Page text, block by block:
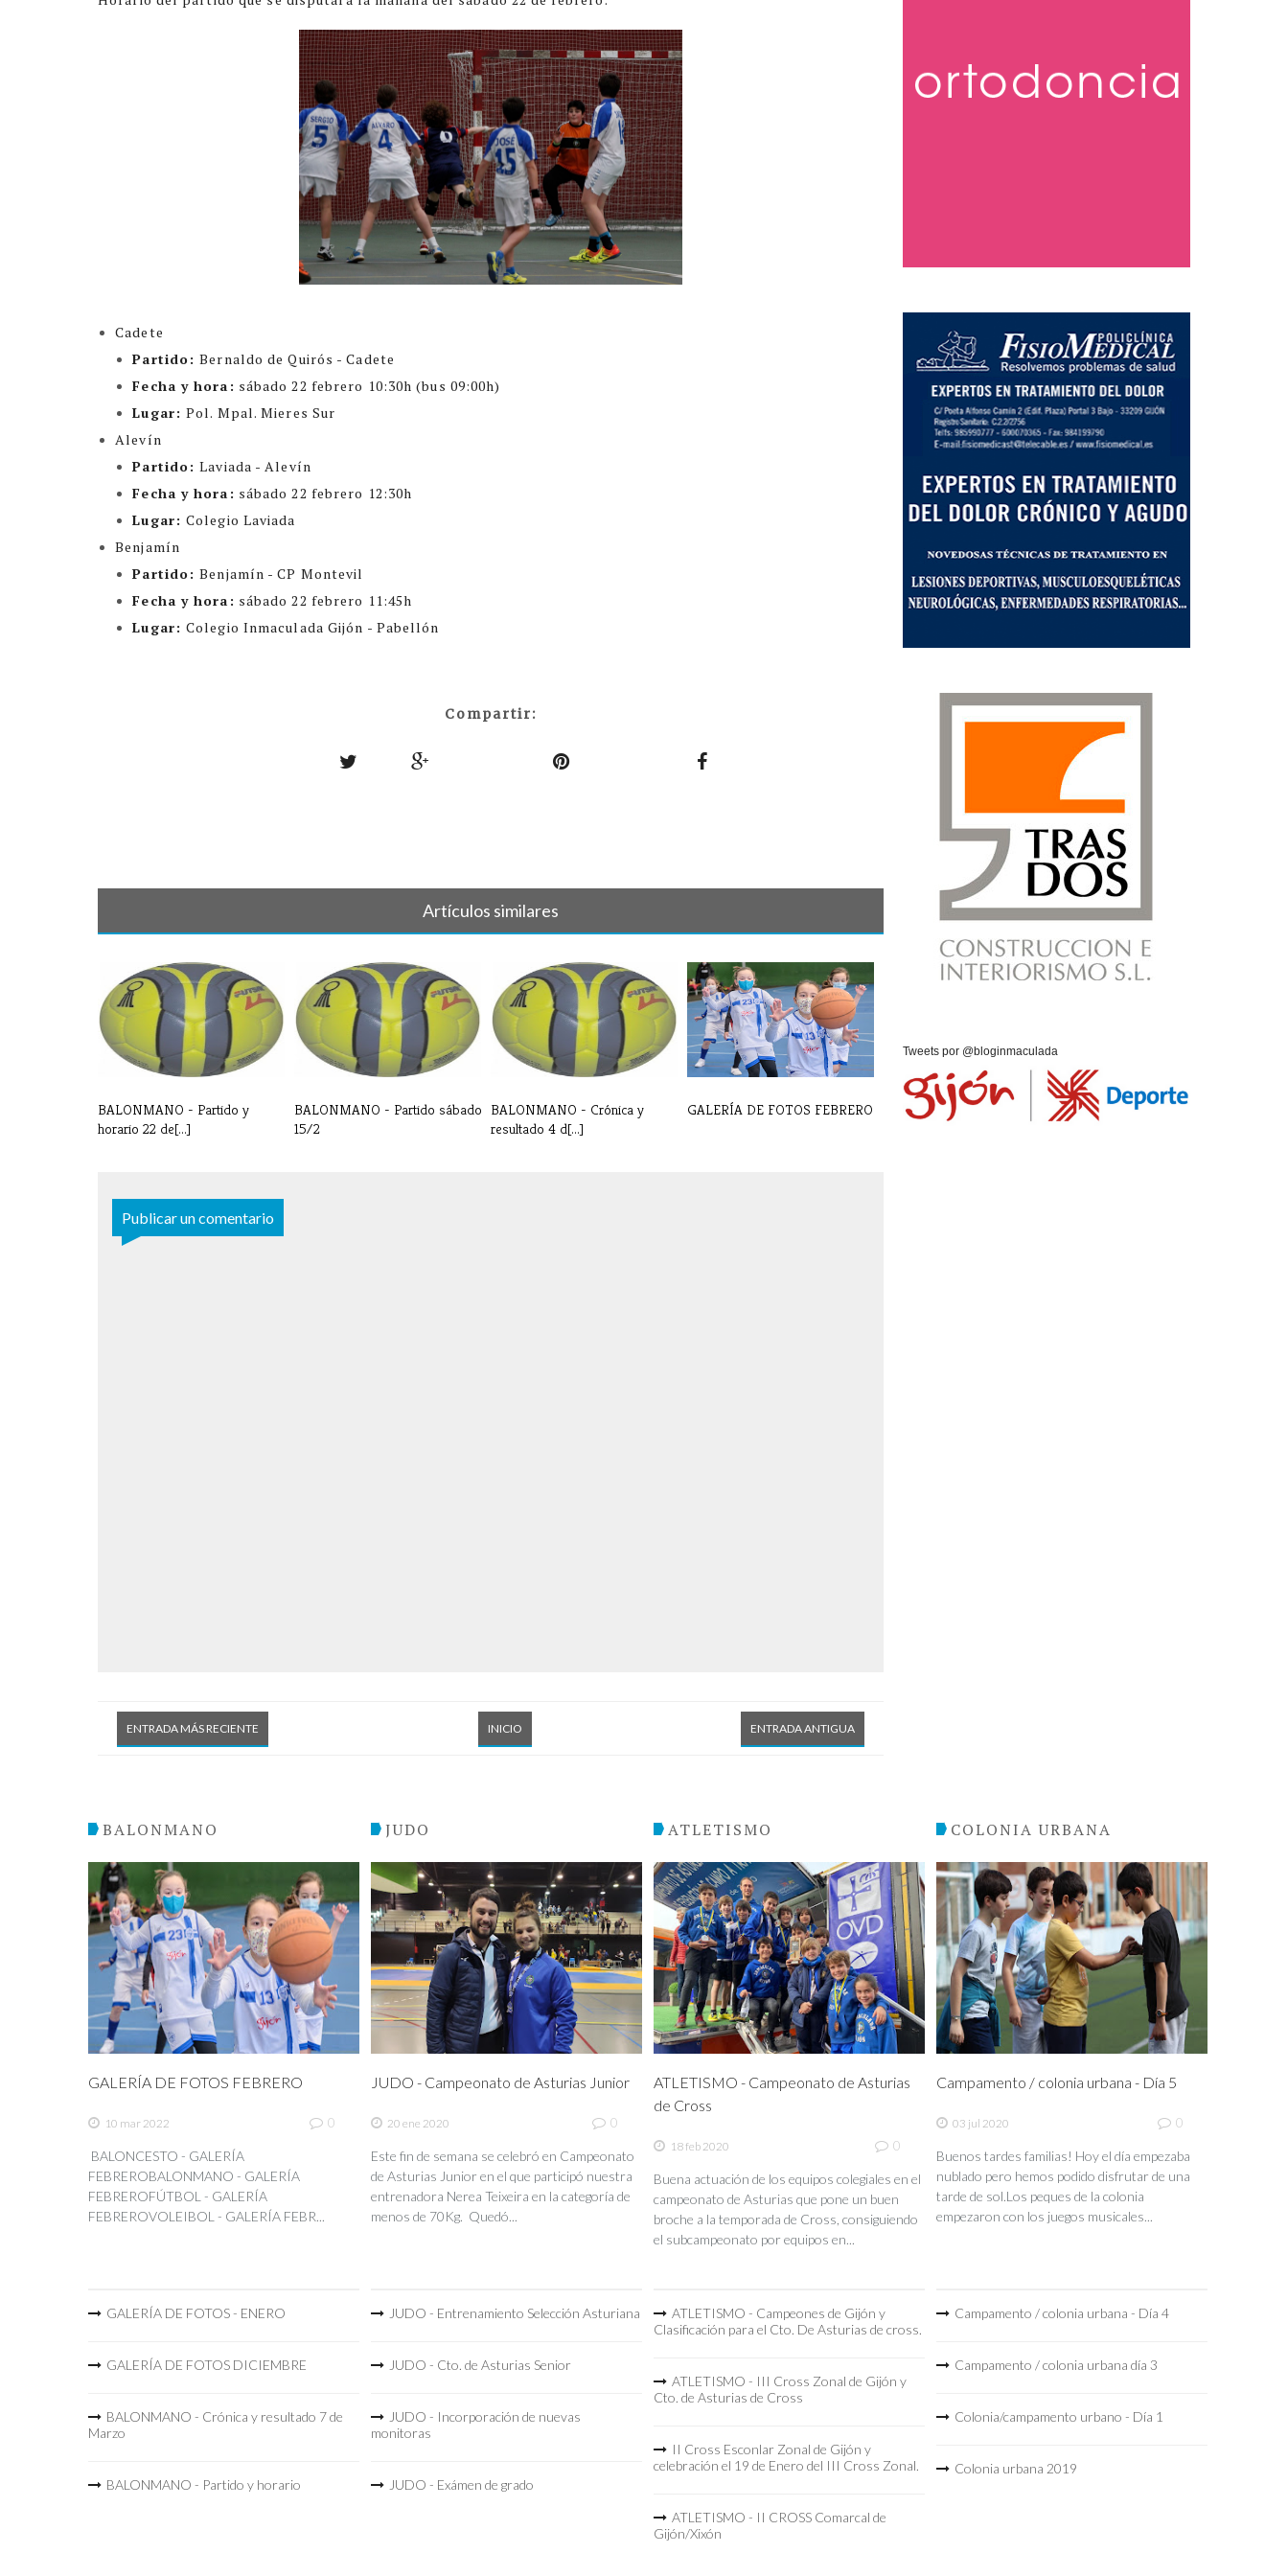
Cadete
Partido:Bernaldo de Quirós - Cadete
Fecha y hora: sábado 22 febrero 10:30h (bus 09:00h)
Lugar:Pol. Mpal. Mieres Sur
Alevín
Partido:Laviada - Alevín
Fecha y hora: sábado 22 febrero 12:30h
Lugar:Colegio Laviada
Benjamín
Partido:Benjamín - CP Montevil
Fecha y hora: sábado 22 febrero 11:45h
Lugar:Colegio Inmaculada Gijón - Pabellón
Compartir:
Artículos similares
BALONMANO - Partido y
horario 22 de[...]
BALONMANO - Partido sábado
15/2
BALONMANO - Crónica y
resultado 4 d[...]
GALERÍA DE FOTOS FEBRERO
Publicar un comentario
ENTRADA MÁS RECIENTE ENTRADA ANTIGUA
INICIO
Tweets por @bloginmaculada
BALONMANO
GALERÍA DE FOTOS FEBRERO
10 mar 2022 0
BALONCESTO - GALERÍA
FEBREROBALONMANO - GALERÍA
FEBREROFÚTBOL - GALERÍA
FEBREROVOLEIBOL - GALERÍA FEBR...
GALERÍA DE FOTOS - ENERO
GALERÍA DE FOTOS DICIEMBRE
BALONMANO - Crónica y resultado 7 de
Marzo
BALONMANO - Partido y horario
JUDO
JUDO - Campeonato de Asturias Junior
20 ene 2020 0
Este fin de semana se celebró en Campeonato
de Asturias Junior en el que participó nuestra
entrenadora Nerea Teixeira en la categoría de
menos de 70Kg. Quedó...
JUDO - Entrenamiento Selección Asturiana
JUDO - Cto. de Asturias Senior
JUDO - Incorporación de nuevas
monitoras
JUDO - Exámen de grado
ATLETISMO
ATLETISMO - Campeonato de Asturias
de Cross
18 feb 2020 0
Buena actuación de los equipos colegiales en el
campeonato de Asturias que pone un buen
broche a la temporada de Cross, consiguiendo
el subcampeonato por equipos en...
ATLETISMO - Campeones de Gijón y
Clasificación para el Cto. De Asturias de cross.
ATLETISMO - III Cross Zonal de Gijón y
Cto. de Asturias de Cross
II Cross Esconlar Zonal de Gijón y
celebración el 19 de Enero del III Cross Zonal.
ATLETISMO - II CROSS Comarcal de
Gijón/Xixón
COLONIA URBANA
Campamento / colonia urbana - Día 5
03 jul 2020 0
Buenos tardes familias! Hoy el día empezaba
nublado pero hemos podido disfrutar de una
tarde de sol.Los peques de la colonia
empezaron con los juegos musicales...
Campamento / colonia urbana - Día 4
Campamento / colonia urbana día 3
Colonia/campamento urbano - Día 1
Colonia urbana 2019